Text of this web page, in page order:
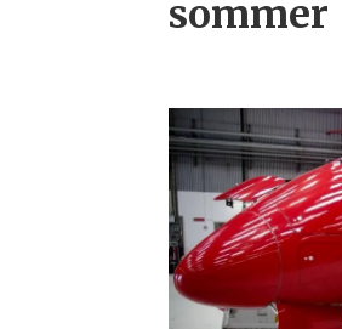
sommer